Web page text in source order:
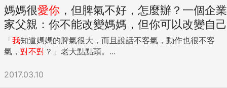
媽媽很愛你 ，但脾氣不好，怎麼辦？一個企業
家父親：你不能改變媽媽，但你可以改變自己
「我知道媽媽的脾氣很大，而且說話不客氣，動作也很不客
氣， 對不對 ？」老大點點頭。...
2017.03.10